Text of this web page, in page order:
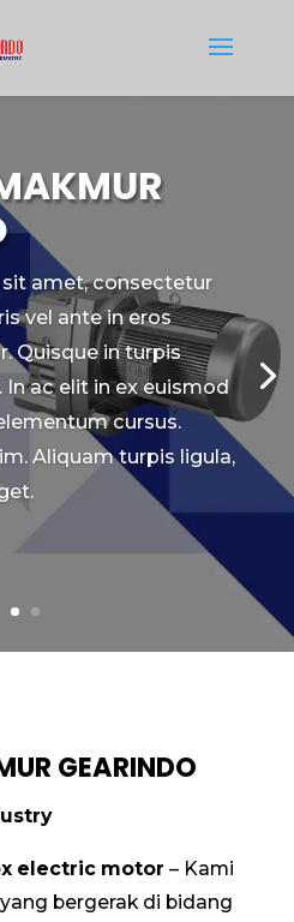
amet, consectetur
vel ante in eros
Quisque in turpis
In ac elit in ex euismod
cursus.
Aliquam turpis ligula,
GEARINDO
electric motor – Kami
bergerak di bidang